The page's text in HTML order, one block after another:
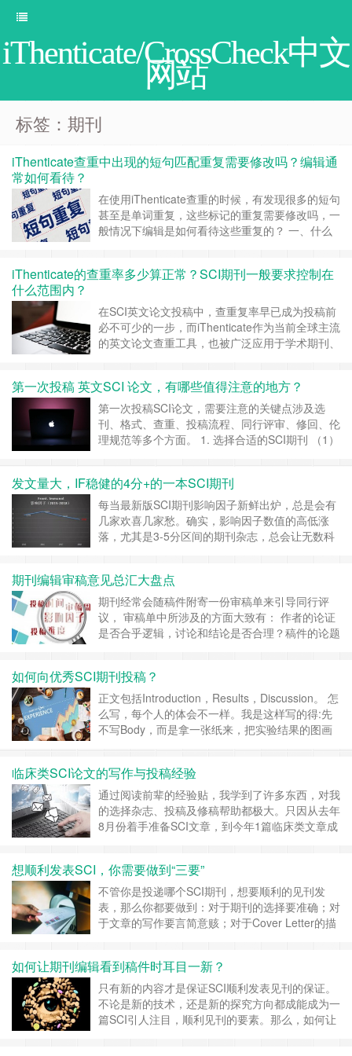
iThenticate/CrossCheck中文
网站
标签：期刊
iThenticate查重中出现的短句匹配重复需要修改吗？编辑通
常如何看待？
在使用iThenticate查重的时候，有发现很多的短句
甚至是单词重复，这些标记的重复需要修改吗，一
般情况下编辑是如何看待这些重复的？ 一、什么
内容的，只要连续字符数达到系统的最小匹配阈
阅读 »
iThenticate的查重率多少算正常？SCI期刊一般要求控制在
什么范围内？
在SCI英文论文投稿中，查重复率早已成为投稿前
必不可少的一步，而iThenticate作为当前全球主流
的英文论文查重工具，也被广泛应用于学术期刊、
iThenticate 的查重系统会将上传的文本与其庞大
的数据库进行比对，该数据库涵盖： Cross……
续阅读 »
第一次投稿 英文SCI 论文，有哪些值得注意的地方？
第一次投稿SCI论文，需要注意的关键点涉及选
刊、格式、查重、投稿流程、同行评审、修回、伦
理规范等多个方面。 1. 选择合适的SCI期刊 （1）
期刊官网、PubMed、Elsevier、Springer等查找
目标期刊。 （2……继续阅读 »
发文量大，IF稳健的4分+的一本SCI期刊
每当最新版SCI期刊影响因子新鲜出炉，总是会有
几家欢喜几家愁。确实，影响因子数值的高低涨
落，尤其是3-5分区间的期刊杂志，总会让无数科
者放心无疑的大胆投稿呢？也许这本影响因子稳定
在5分左右的期刊杂志——Frontiers in
Immunology（简称Front……继续阅读 »
期刊编辑审稿意见总汇大盘点
期刊经常会随稿件附寄一份审稿单来引导同行评
议， 审稿单中所涉及的方面大致有： 作者的论证
是否合乎逻辑，讨论和结论是否合理？稿件的论题
文字表达是否正确、简明、清楚？实验数据是否真
实、可靠？图表的使用和设计是否必要、规范、清
楚？参考文献的引用是否妥当？ 如此等等。 作为
作者，……
继续阅读 »
如何向优秀SCI期刊投稿？
正文包括Introduction，Results，Discussion。 怎
么写，每个人的体会不一样。我是这样写的得:先
不写Body，而是拿一张纸来，把实验结果的图画
样，先做图的框架，顺序Figure layout。然后再写
图的注解Figure legend，……继续阅读 »
临床类SCI论文的写作与投稿经验
通过阅读前辈的经验贴，我学到了许多东西，对我
的选择杂志、投稿及修稿帮助都极大。只因从去年
8月份着手准备SCI文章，到今年1篇临床类文章成
水，而且我是老板的第一个博士，没有师兄师姐指
导，只有自己探索。我老板没有基础研究，没有课
题支持，但是他有个特点，手术做的很好，许
多……继续阅读 »
想顺利发表SCI，你需要做到“三要”
不管你是投递哪个SCI期刊，想要顺利的见刊发
表，那么你都要做到：对于期刊的选择要准确；对
于文章的写作要言简意赅；对于Cover Letter的描
外，每个杂志都有他们的具体格式要求，一定要按
照他们的要求把论文写好，免得浪费时间。对于
SCI期刊的选择，我们……继续阅读 »
如何让期刊编辑看到稿件时耳目一新？
只有新的内容才是保证SCI顺利发表见刊的保证。
不论是新的技术，还是新的探究方向都成能成为一
篇SCI引人注目，顺利见刊的要素。那么，如何让